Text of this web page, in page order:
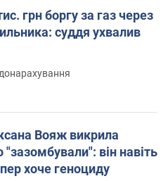
грн боргу за газ через
суддя ухвалив
Вояж викрила
"зазомбували": він навіть
хоче геноциду